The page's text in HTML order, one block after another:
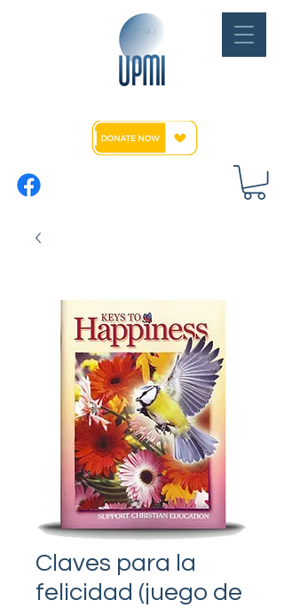
Claves para la
felicidad (juego de